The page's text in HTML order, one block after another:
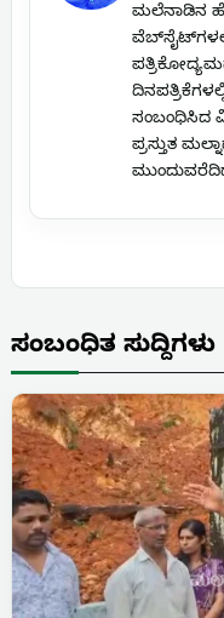
ಮಲೆನಾಡಿನ
ಸಂಬಂಧಿಸಿದ
ಪ್ರಸ್ತುತ
ಸಂಬಂಧಿತ ಸುದ್ದಿಗಳು